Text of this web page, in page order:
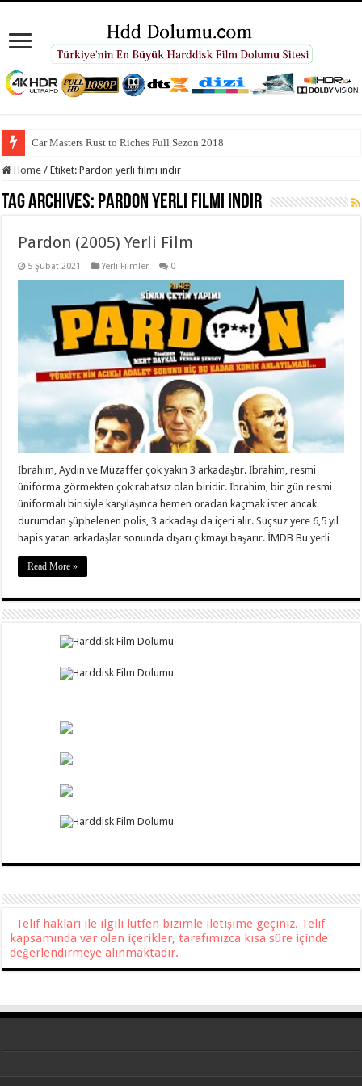
Car Masters Rust to Riches Full Sezon 2018
Home / Etiket:Pardon yerli filmi indir
Tag Archives: Pardon yerli filmi indir
Pardon (2005) Yerli Film
5 Şubat 2021 Yerli Filmler 0
İbrahim, Aydın ve Muzaffer çok yakın 3 arkadaştır. İbrahim, resmi
üniforma görmekten çok rahatsız olan biridir. İbrahim, bir gün resmi
üniformalı birisiyle karşılaşınca hemen oradan kaçmak ister ancak
durumdan şüphelenen polis, 3 arkadaşı da içeri alır. Suçsuz yere 6,5 yıl
hapis yatan arkadaşlar sonunda dışarı çıkmayı başarır. İMDB Bu yerli …
Read More »
Telif hakları ile ilgili lütfen bizimle iletişime geçiniz. Telif
kapsamında var olan içerikler, tarafımızca kısa süre içinde
değerlendirmeye alınmaktadır.